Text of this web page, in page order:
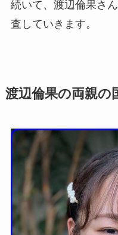
続いて、渡辺倫果さ
査していきます。
渡辺倫果の両親の